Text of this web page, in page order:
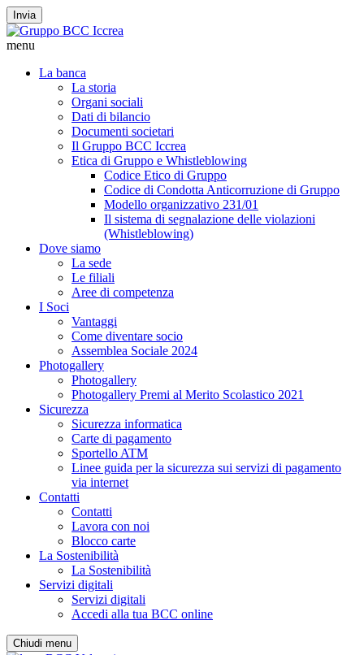
Invia
menu
La banca
La storia
Organi sociali
Dati di bilancio
Documenti societari
Il Gruppo BCC Iccrea
Etica di Gruppo e Whistleblowing
Codice Etico di Gruppo
Codice di Condotta Anticorruzione di Gruppo
Modello organizzativo 231/01
Il sistema di segnalazione delle violazioni
(Whistleblowing)
Dove siamo
La sede
Le filiali
Aree di competenza
I Soci
Vantaggi
Come diventare socio
Assemblea Sociale 2024
Photogallery
Photogallery
Photogallery Premi al Merito Scolastico 2021
Sicurezza
Sicurezza informatica
Carte di pagamento
Sportello ATM
Linee guida per la sicurezza sui servizi di pagamento
via internet
Contatti
Contatti
Lavora con noi
Blocco carte
La Sostenibilità
La Sostenibilità
Servizi digitali
Servizi digitali
Accedi alla tua BCC online
Chiudi menu